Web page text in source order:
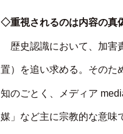
◇重視されるのは内容の真
歴史認識において、加害
置）を追い求める。そのた
知のごとく、メディア
媒」など主に宗教的な意味